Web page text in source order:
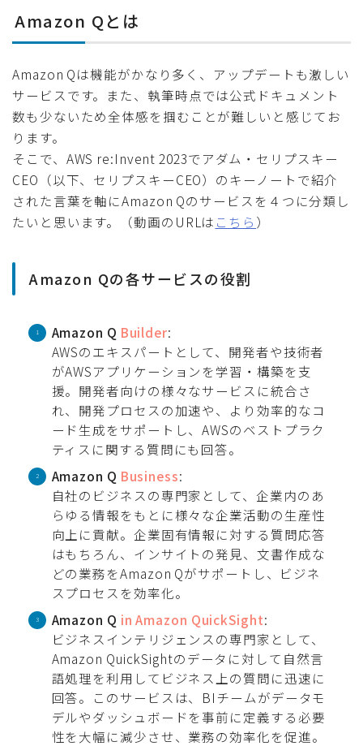
Amazon Qとは
Amazon Qは機能がかなり多く、アップデートも激しい
サービスです。また、執筆時点では公式ドキュメント
数も少ないため全体感を掴むことが難しいと感じてお
ります。
そこで、AWS re:Invent 2023でアダム・セリプスキー
CEO（以下、セリプスキーCEO）のキーノートで紹介
された言葉を軸にAmazon Qのサービスを４つに分類し
たいと思います。（動画のURLは こちら ）
Amazon Qの各サービスの役割
Amazon Q Builder:
AWSのエキスパートとして、開発者や技術者
がAWSアプリケーションを学習・構築を支
援。開発者向けの様々なサービスに統合さ
れ、開発プロセスの加速や、より効率的なコ
ード生成をサポートし、AWSのベストプラク
ティスに関する質問にも回答。
Amazon Q Business:
自社のビジネスの専門家として、企業内のあ
らゆる情報をもとに様々な企業活動の生産性
向上に貢献。企業固有情報に対する質問応答
はもちろん、インサイトの発見、文書作成な
どの業務をAmazon Qがサポートし、ビジネ
スプロセスを効率化。
Amazon Q in Amazon QuickSight:
ビジネスインテリジェンスの専門家として、
Amazon QuickSightのデータに対して自然言
語処理を利用してビジネス上の質問に迅速に
回答。このサービスは、BIチームがデータモ
デルやダッシュボードを事前に定義する必要
性を大幅に減少させ、業務の効率化を促進。